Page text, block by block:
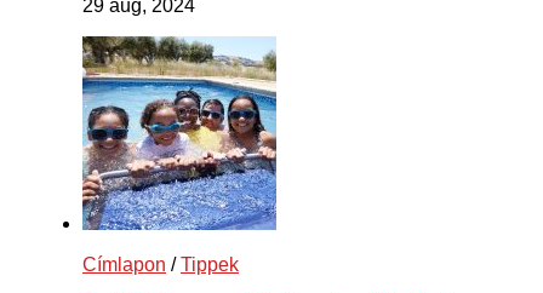
29 aug, 2024
Címlapon /Tippek